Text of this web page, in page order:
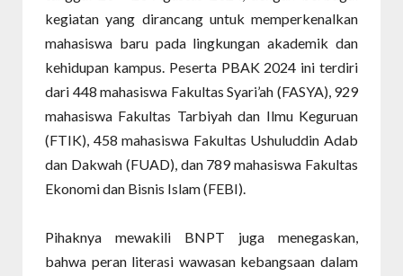
kegiatan yang dirancang untuk memperkenalkan
mahasiswa baru pada lingkungan akademik dan
kehidupan kampus. Peserta PBAK 2024 ini terdiri
dari 448 mahasiswa Fakultas Syari’ah (FASYA), 929
mahasiswa Fakultas Tarbiyah dan Ilmu Keguruan
(FTIK), 458 mahasiswa Fakultas Ushuluddin Adab
dan Dakwah (FUAD), dan 789 mahasiswa Fakultas
Ekonomi dan Bisnis Islam (FEBI).
Pihaknya mewakili BNPT juga menegaskan,
bahwa peran literasi wawasan kebangsaan dalam